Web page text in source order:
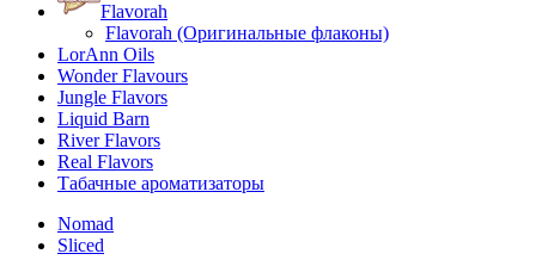
Flavorah
Flavorah (Оригинальные флаконы)
LorAnn Oils
Wonder Flavours
Jungle Flavors
Liquid Barn
River Flavors
Real Flavors
Табачные ароматизаторы
Nomad
Sliced